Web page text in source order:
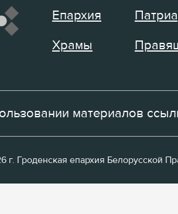
Епархия
Храмы
материалов
г. Гроденская епархия Белорусской